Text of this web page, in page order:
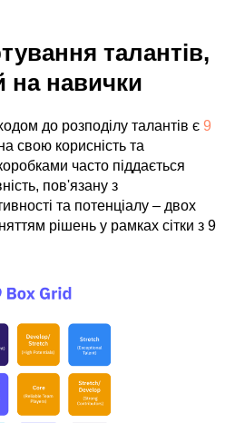
талантів,
на навички
до розподілу талантів є 9
свою корисність та
часто піддається
пов'язану з
та потенціалу – двох
рішень у рамках сітки з 9